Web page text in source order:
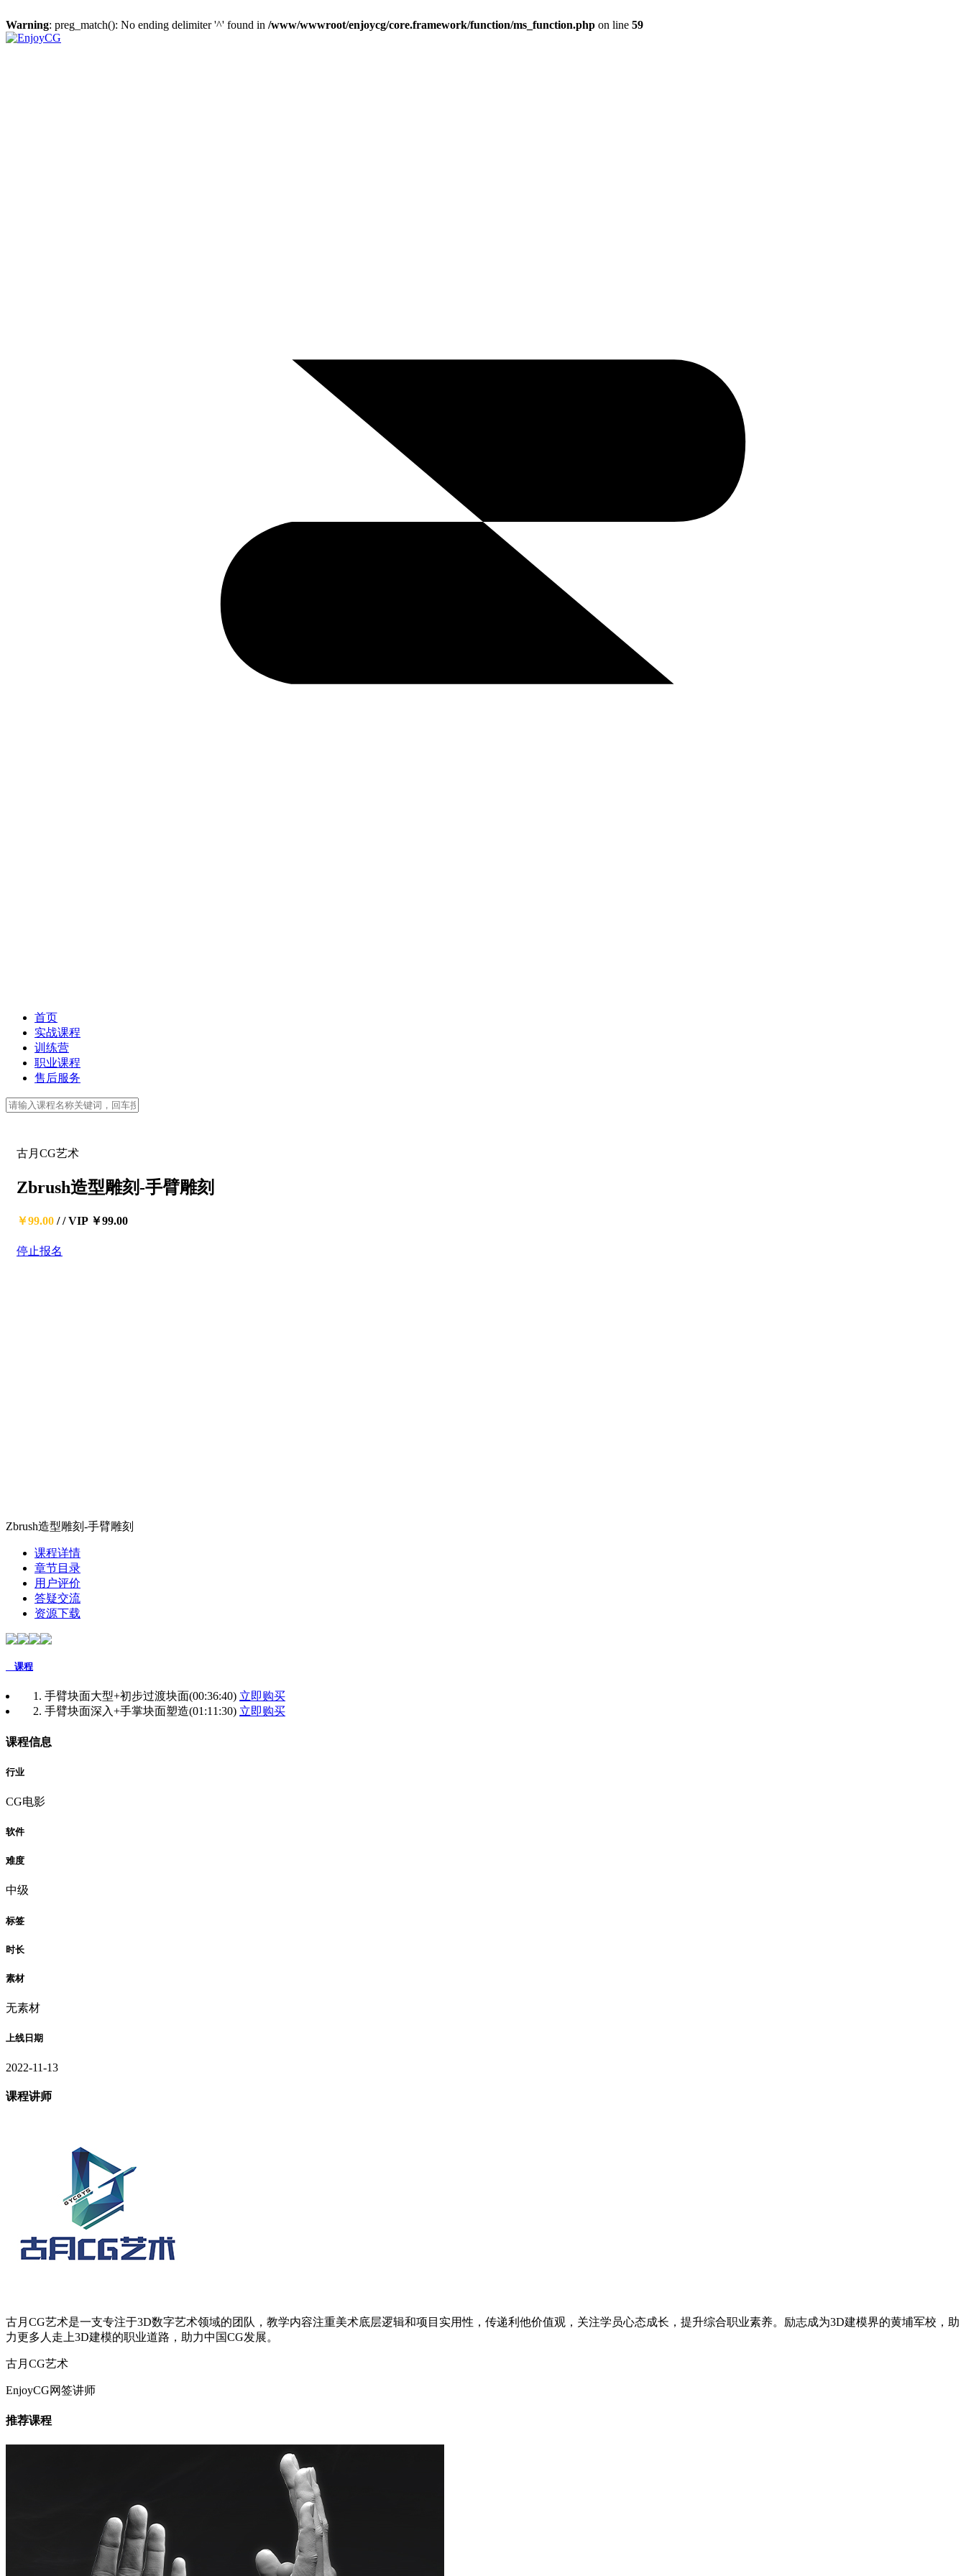
Warning: preg_match(): No ending delimiter '^' found in /www/wwwroot/enjoycg/core.framework/function/ms_function.php on line 59
首页
实战课程
训练营
职业课程
售后服务
古月CG艺术
Zbrush造型雕刻-手臂雕刻
￥99.00 //VIP ￥99.00
停止报名
Zbrush造型雕刻-手臂雕刻
课程详情
章节目录
用户评价
答疑交流
资源下载
课程
1. 手臂块面大型+初步过渡块面(00:36:40) 立即购买
2. 手臂块面深入+手掌块面塑造(01:11:30) 立即购买
课程信息
行业
CG电影
软件
难度
中级
标签
时长
素材
无素材
上线日期
2022-11-13
课程讲师
古月CG艺术是一支专注于3D数字艺术领域的团队，教学内容注重美术底层逻辑和项目实用性，传递利他价值观，关注学员心态成长，提升综合职业素养。励志成为3D建模界的黄埔军校，助
力更多人走上3D建模的职业道路，助力中国CG发展。
古月CG艺术
EnjoyCG网签讲师
推荐课程